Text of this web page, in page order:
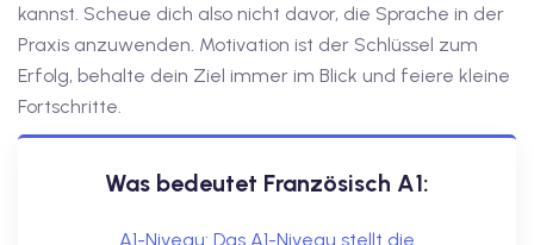
mit
mit Gutschein
kannst. Scheue dich also nicht davor, die Sprache in der
Praxis anzuwenden. Motivation ist der Schlüssel zum
Erfolg, behalte dein Ziel immer im Blick und feiere kleine
Fortschritte.
Was bedeutet Französisch A1:
A1-Niveau: Das A1-Niveau stellt die